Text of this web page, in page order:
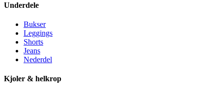
Underdele
Bukser
Leggings
Shorts
Jeans
Nederdel
Kjoler & helkrop